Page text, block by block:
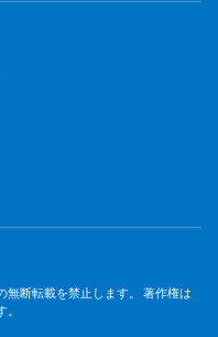
無断転載を禁止します。 著作権は